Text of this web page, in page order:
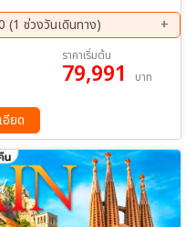
มด้วยเสน่ห์ทางประวัติศาสตร์
ดา ฟามีเลีย เดินเล่น La Rambla
งที่ La Roca Village Outlet
(1 ช่วงวันเดินทาง)
ราคาเริ่มต้น
79,991 บาท
อียด